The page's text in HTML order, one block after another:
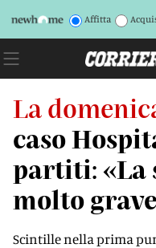
Affitta
La
caso
partiti: «La
molto
Scintille nella prima